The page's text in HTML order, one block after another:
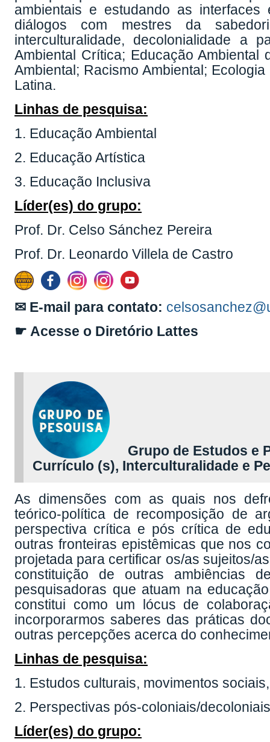
ambientais e estudando as
diálogos com mestres da
interculturalidade, decolonialidade a
Ambiental Crítica; Educação
Ambiental; Racismo Ambiental;
Latina.
Linhas de pesquisa:
1. Educação Ambiental
2. Educação Artística
3. Educação Inclusiva
Líder(es) do grupo:
Prof. Dr. Celso Sánchez Pereira
Prof. Dr. Leonardo Villela de Castro
✉ E-mail para contato:
☛ Acesse o Diretório Lattes
Grupo de Estudos e
Currículo (s), Interculturalidade e
As dimensões com as quais nos
teórico-política de recomposição de
perspectiva crítica e pós crítica de
outras fronteiras epistêmicas que nos
projetada para certificar os/as sujeitos/
constituição de outras ambiências
pesquisadoras que atuam na
constitui como um lócus de
incorporarmos saberes das práticas
outras percepções acerca do
Linhas de pesquisa:
1. Estudos culturais, movimentos
2. Perspectivas pós-coloniais/
Líder(es) do grupo: